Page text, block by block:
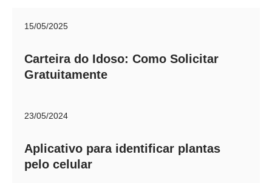
15/05/2025
Carteira do Idoso: Como Solicitar
Gratuitamente
23/05/2024
Aplicativo para identificar plantas
pelo celular